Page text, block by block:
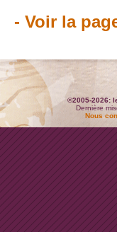
- Voir la
©2005-2026:
Dernière
Nous